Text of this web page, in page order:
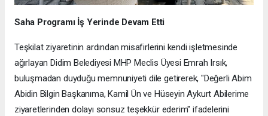
Saha Programı İş Yerinde Devam Etti
Teşkilat ziyaretinin ardından misafirlerini kendi işletmesinde
ağırlayan Didim Belediyesi MHP Meclis Üyesi Emrah Irsık,
buluşmadan duyduğu memnuniyeti dile getirerek, "Değerli Abim
Abidin Bilgin Başkanıma, Kamil Ün ve Hüseyin Aykurt Abilerime
ziyaretlerinden dolayı sonsuz teşekkür ederim" ifadelerini